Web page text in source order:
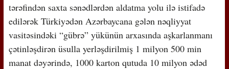
tərəfindən saxta sənədlərdən aldatma yolu ilə istifadə
edilərək Türkiyədən Azərbaycana gələn nəqliyyat
vasitəsindəki “gübrə” yükünün arxasında aşkarlanmanı
çətinləşdirən üsulla yerləşdirilmiş 1 milyon 500 min
manat dəyərində, 1000 karton qutuda 10 milyon ədəd